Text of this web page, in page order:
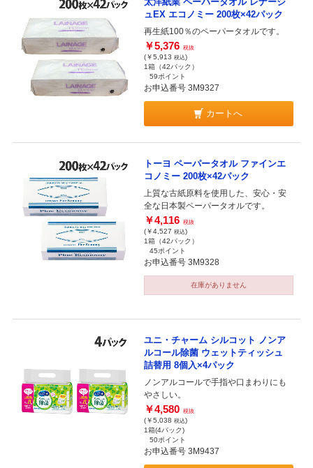
ュEX エコノミー 200枚×42パック
再生紙100％のペーパータオルです。
￥5,376 税抜
(￥5,913 税込)
1箱（42パック）
59ポイント
お申込番号 3M9327
カートへ
トーヨ ペーパータオル ファインエ
コノミー 200枚×42パック
上質な古紙原料を使用した、安心・安
全な日本製ペーパータオルです。
￥4,116 税抜
(￥4,527 税込)
1箱（42パック）
45ポイント
お申込番号 3M9328
在庫がありません
ユニ・チャーム シルコット ノンア
ルコール除菌 ウェットティッシュ
詰替用 8個入×4パック
ノンアルコールで手指や口まわりにも
やさしい。
￥4,580 税抜
(￥5,038 税込)
1箱(4パック)
50ポイント
お申込番号 3M9437